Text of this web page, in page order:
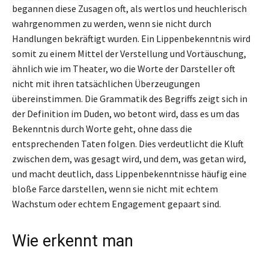
begannen diese Zusagen oft, als wertlos und heuchlerisch
wahrgenommen zu werden, wenn sie nicht durch
Handlungen bekräftigt wurden. Ein Lippenbekenntnis wird
somit zu einem Mittel der Verstellung und Vortäuschung,
ähnlich wie im Theater, wo die Worte der Darsteller oft
nicht mit ihren tatsächlichen Überzeugungen
übereinstimmen. Die Grammatik des Begriffs zeigt sich in
der Definition im Duden, wo betont wird, dass es um das
Bekenntnis durch Worte geht, ohne dass die
entsprechenden Taten folgen. Dies verdeutlicht die Kluft
zwischen dem, was gesagt wird, und dem, was getan wird,
und macht deutlich, dass Lippenbekenntnisse häufig eine
bloße Farce darstellen, wenn sie nicht mit echtem
Wachstum oder echtem Engagement gepaart sind.
Wie erkennt man